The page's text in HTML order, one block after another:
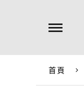
首頁